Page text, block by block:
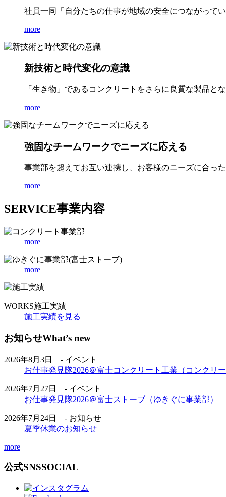
社員一同「自分たちの仕事が地域の安全につながって
more
新技術と時代変化の意識
「生き物」であるコンクリートをさらに良質な製品と
more
強固なチームワークでニーズに応える
事業部を超えてお互い連携し、お客様のニーズに合っ
more
SERVICE事業内容
more
more
WORKS施工実績
施工実績を見る
お知らせWhat’s new
2026年8月3日 - イベント
お仕事発見隊2026＠富士コンクリート工業（コンクリー
2026年7月27日 - イベント
お仕事発見隊2026＠富士ストーブ（ゆきぐに事業部）
2026年7月24日 - お知らせ
夏季休業のお知らせ
more
公式SNSSOCIAL